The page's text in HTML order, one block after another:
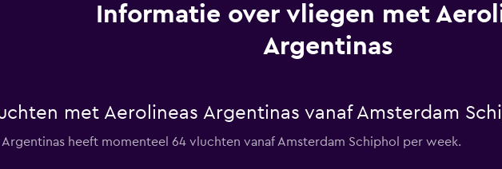
Informatie over vliegen met
Argentinas
met Aerolineas Argentinas vanaf Amsterdam
Argentinas heeft momenteel 64 vluchten vanaf Amsterdam Schiphol per week.